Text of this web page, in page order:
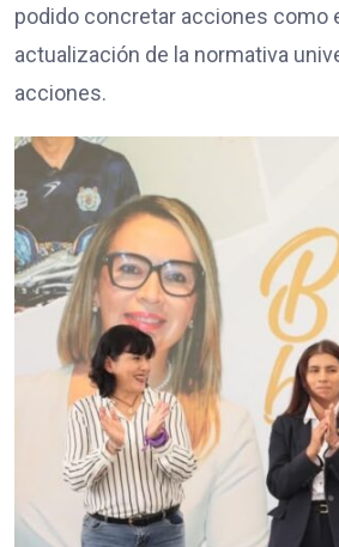
podido concretar acciones como
actualización de la normativa
acciones.